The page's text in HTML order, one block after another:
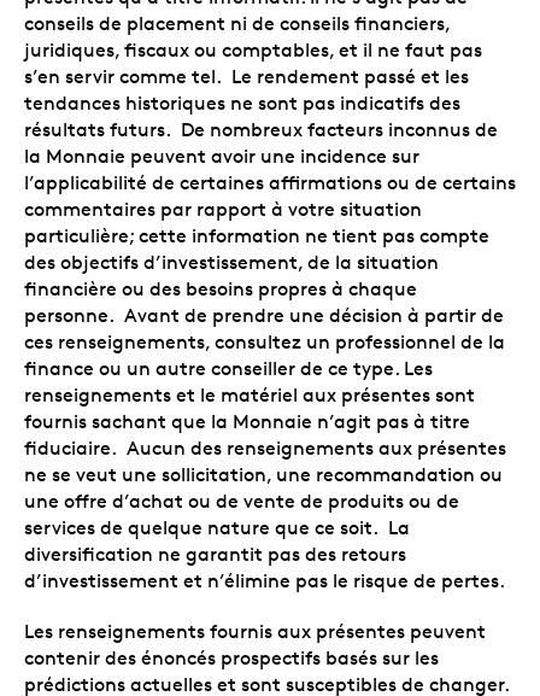
conseils de placement ni de conseils financiers,
juridiques, fiscaux ou comptables, et il ne faut pas
s’en servir comme tel. Le rendement passé et les
tendances historiques ne sont pas indicatifs des
résultats futurs. De nombreux facteurs inconnus de
la Monnaie peuvent avoir une incidence sur
l’applicabilité de certaines affirmations ou de certains
commentaires par rapport à votre situation
particulière; cette information ne tient pas compte
des objectifs d’investissement, de la situation
financière ou des besoins propres à chaque
personne. Avant de prendre une décision à partir de
ces renseignements, consultez un professionnel de la
finance ou un autre conseiller de ce type. Les
renseignements et le matériel aux présentes sont
fournis sachant que la Monnaie n’agit pas à titre
fiduciaire. Aucun des renseignements aux présentes
ne se veut une sollicitation, une recommandation ou
une offre d’achat ou de vente de produits ou de
services de quelque nature que ce soit. La
diversification ne garantit pas des retours
d’investissement et n’élimine pas le risque de pertes.
Les renseignements fournis aux présentes peuvent
contenir des énoncés prospectifs basés sur les
prédictions actuelles et sont susceptibles de changer.